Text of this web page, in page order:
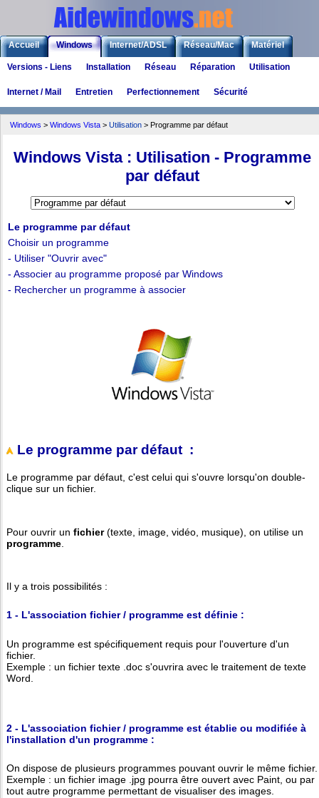
Accueil Windows Internet/ADSL Réseau/Mac Matériel
Logiciels Liens Jeux
Versions - Liens Installation Réseau Réparation Utilisation
Internet / Mail Entretien Perfectionnement Sécurité
Windows > Windows Vista > Utilisation > Programme par défaut
Windows Vista : Utilisation - Programme
par défaut
Le programme par défaut
Choisir un programme
- Utiliser "Ouvrir avec"
- Associer au programme proposé par Windows
- Rechercher un programme à associer
Le programme par défaut :
Le programme par défaut, c'est celui qui s'ouvre lorsqu'on double-
clique sur un fichier.
Pour ouvrir un fichier(texte, image, vidéo, musique), on utilise un
programme
Il y a trois possibilités :
1 - L'association fichier / programme est définie :
Un programme est spécifiquement requis pour l'ouverture d'un
fichier.
Exemple : un fichier texte .doc s'ouvrira avec le traitement de texte
Word.
2 - L'association fichier / programme est établie ou modifiée à
l'installation d'un programme :
On dispose de plusieurs programmes pouvant ouvrir le même fichier.
Exemple : un fichier image .jpg pourra être ouvert avec Paint, ou par
tout autre programme permettant de visualiser des images.